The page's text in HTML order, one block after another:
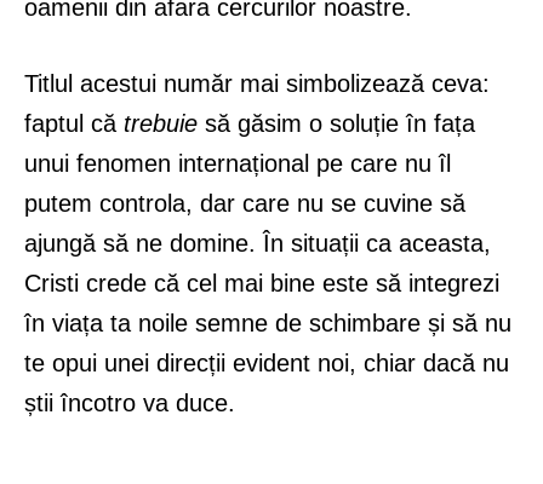
oamenii din afara cercurilor noastre.
Titlul acestui număr mai simbolizează ceva:
faptul că trebuie să găsim o soluție în fața
unui fenomen internațional pe care nu îl
putem controla, dar care nu se cuvine să
ajungă să ne domine. În situații ca aceasta,
Cristi crede că cel mai bine este să integrezi
în viața ta noile semne de schimbare și să nu
te opui unei direcții evident noi, chiar dacă nu
știi încotro va duce.